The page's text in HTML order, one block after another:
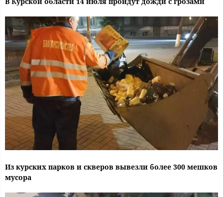
Из курских парков и скверов вывезли более 300 мешков
мусора